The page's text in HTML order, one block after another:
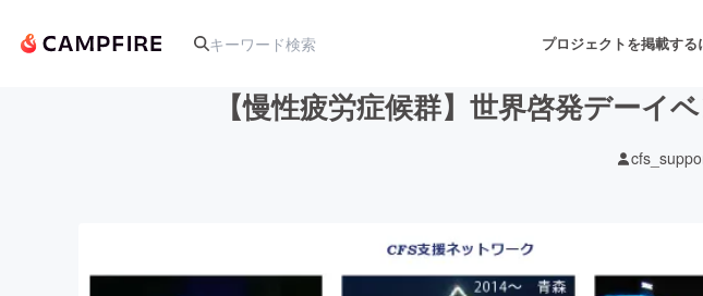
プロジェクトを掲載する
【慢性疲労症候群】世界啓発デーイ